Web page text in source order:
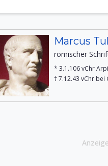
Marcus
römischer
* 3.1.106 vChr
† 7.12.43 vChr bei
Anzeige